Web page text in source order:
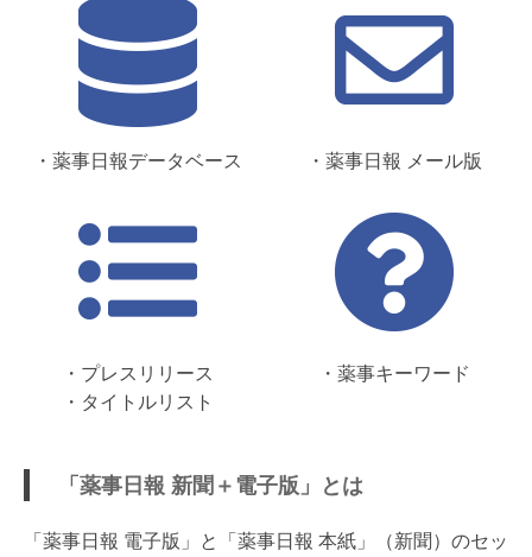
・薬事日報データベース ・薬事日報 メール版
・プレスリリース
・タイトルリスト
・薬事キーワード
「薬事日報 新聞＋電子版」とは
「薬事日報 電子版」と「薬事日報 本紙」（新聞）のセッ